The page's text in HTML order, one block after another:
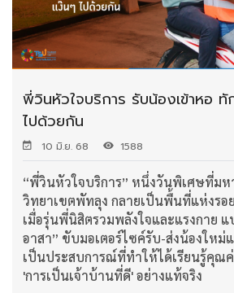
พี่วินหัวใจบริการ รับน้องเข้าหอ
ไปด้วยกัน
10 มิ.ย. 68 1588
“พี่วินหัวใจบริการ” หนึ่งวันพิเศษที่ม
วิทยาเขตพัทลุง กลายเป็นพื้นที่แห่งรอ
เมื่อรุ่นพี่นิสิตรวมพลังใจและแรงกาย
อาสา” ขับมอเตอร์ไซค์รับ-ส่งน้องใหม่
เป็นประสบการณ์ที่ทำให้ได้เรียนรู้คุณ
'การเป็นเจ้าบ้านที่ดี' อย่างแท้จริง